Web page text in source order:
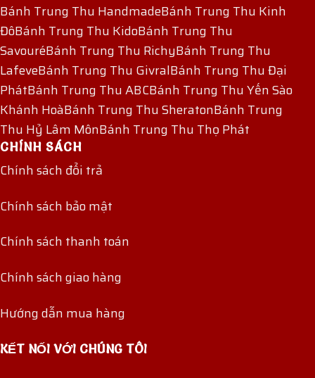
Bánh Trung Thu HandmadeBánh Trung Thu Kinh
ĐôBánh Trung Thu KidoBánh Trung Thu
SavouréBánh Trung Thu RichyBánh Trung Thu
LafeveBánh Trung Thu GivralBánh Trung Thu Đại
PhátBánh Trung Thu ABCBánh Trung Thu Yến Sào
Khánh HoàBánh Trung Thu SheratonBánh Trung
Thu Hỷ Lâm MônBánh Trung Thu Thọ Phát
CHÍNH SÁCH
Chính sách đổi trả
Chính sách bảo mật
Chính sách thanh toán
Chính sách giao hàng
Hướng dẫn mua hàng
KẾT NỐI VỚI CHÚNG TÔI